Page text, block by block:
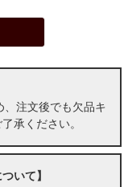
、注文後でも欠品キ
承ください。
いて】